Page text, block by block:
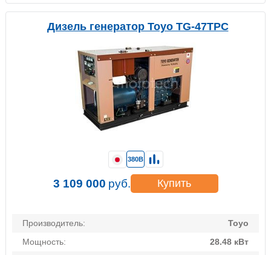
Дизель генератор Toyo TG-47TPC
Производитель:
Toyo
Мощность:
28.48 кВт
380В
3 109 000 руб. Купить